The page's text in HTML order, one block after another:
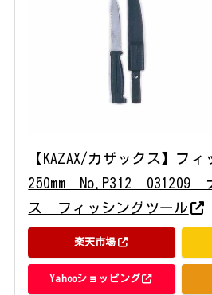
【KAZAX/カザックス】フ
250mm No.P312 031209
ス フィッシングツール
楽天市場
Yahooショッピング